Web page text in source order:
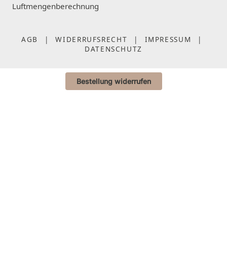
Luftmengenberechnung
AGB | WIDERRUFSRECHT | IMPRESSUM
|
DATENSCHUTZ
Bestellung widerrufen